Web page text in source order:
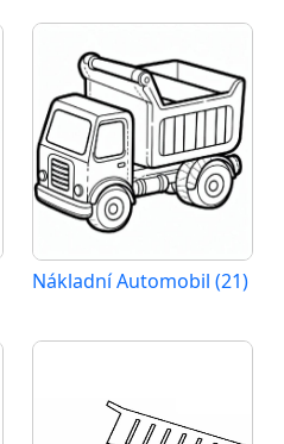
Nákladní Automobil (21)